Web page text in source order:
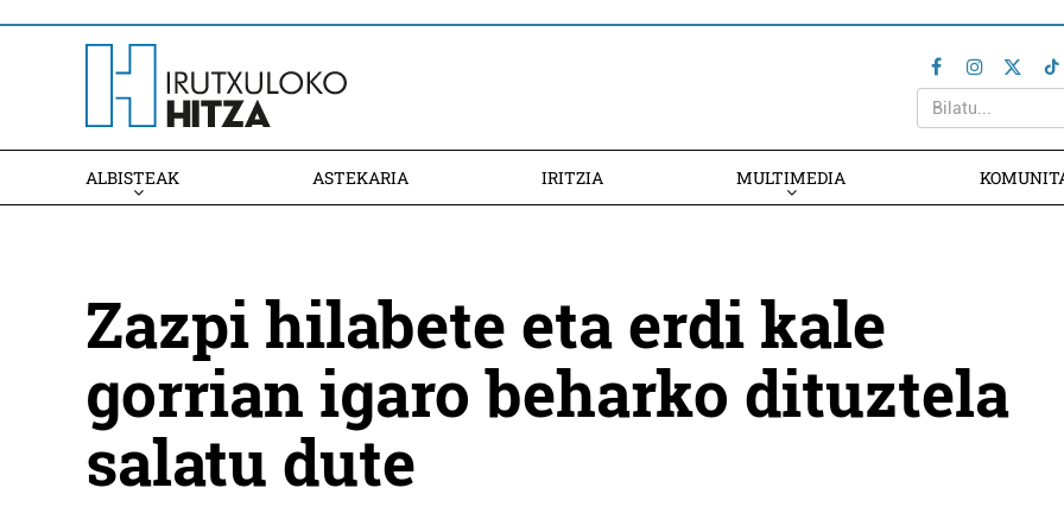
ALBISTEAK ASTEKARIA IRITZIA MULTIMEDIA
Zazpi hilabete eta erdi kale
gorrian igaro beharko dituztela
salatu dute